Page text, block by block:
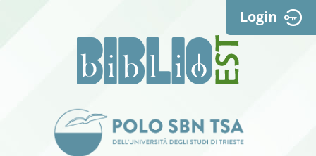
Login